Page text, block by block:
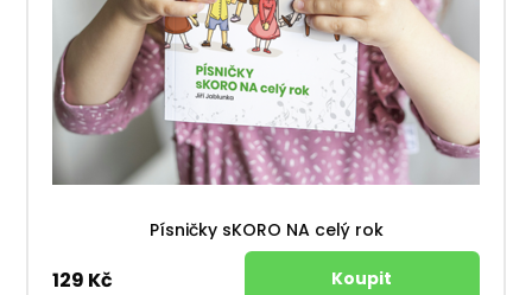
Písničky sKORO NA celý rok
129 Kč